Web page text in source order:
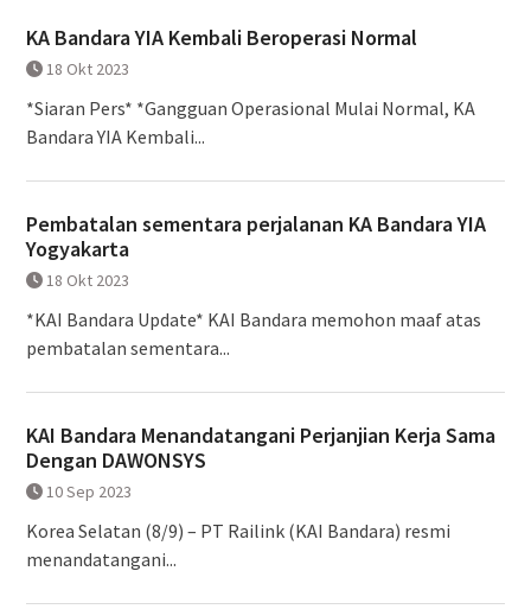
KA Bandara YIA Kembali Beroperasi Normal
18 Okt 2023
*Siaran Pers* *Gangguan Operasional Mulai Normal, KA
Bandara YIA Kembali...
Pembatalan sementara perjalanan KA Bandara YIA
Yogyakarta
18 Okt 2023
*KAI Bandara Update* KAI Bandara memohon maaf atas
pembatalan sementara...
KAI Bandara Menandatangani Perjanjian Kerja Sama
Dengan DAWONSYS
10 Sep 2023
Korea Selatan (8/9) – PT Railink (KAI Bandara) resmi
menandatangani...